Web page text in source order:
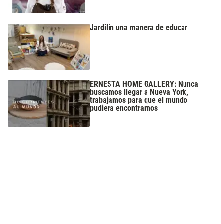
Jardilín una manera de educar
ERNESTA HOME GALLERY: Nunca
buscamos llegar a Nueva York,
trabajamos para que el mundo
pudiera encontrarnos